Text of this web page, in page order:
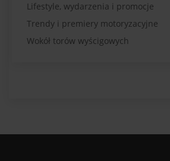
Lifestyle, wydarzenia i promocje
Trendy i premiery motoryzacyjne
Wokół torów wyścigowych